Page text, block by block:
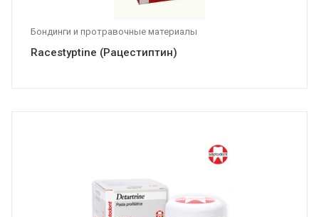
Бондинги и протравочные материалы
Racestyptine (Рацестиптин)